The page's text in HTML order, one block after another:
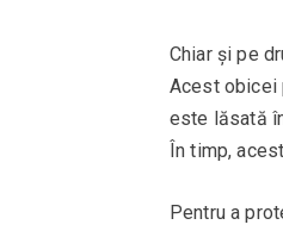
Chiar și pe
Acest obicei
este lăsată
În timp,
Pentru a